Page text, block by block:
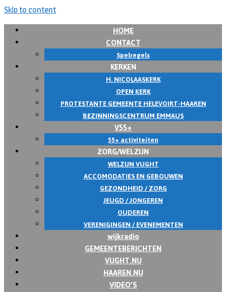
Skip to content
HOME
CONTACT
Spelregels
KERKEN
H. NICOLAASKERK
OPEN KERK
PROTESTANTE GEMEENTE HELEVOIRT-HAAREN
BEZINNINGSCENTRUM EMMAUS
V55+
55+ activiteiten
ZORG/WELZIJN
WELZIJN VUGHT
ACCOMODATIES EN GEBOUWEN
GEZONDHEID / ZORG
JEUGD / JONGEREN
OUDEREN
VERENIGINGEN / EVENEMENTEN
wijkradio
GEMEENTEBERICHTEN
VUGHT.NU
HAAREN.NU
VIDEO’S